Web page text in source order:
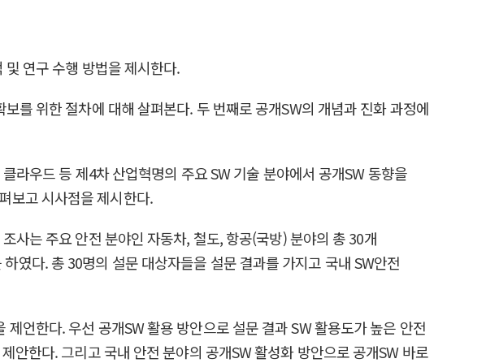
연구 수행 방법을 제시한다.
를 위한 절차에 대해 살펴본다. 두 번째로 공개SW의 개념과 진화 과정에
라우드 등 제4차 산업혁명의 주요 SW 기술 분야에서 공개SW 동향을
보고 시사점을 제시한다.
사는 주요 안전 분야인 자동차, 철도, 항공(국방) 분야의 총 30개
였다. 총 30명의 설문 대상자들을 설문 결과를 가지고 국내 SW안전
언한다. 우선 공개SW 활용 방안으로 설문 결과 SW 활용도가 높은 안전
안한다. 그리고 국내 안전 분야의 공개SW 활성화 방안으로 공개SW 바로